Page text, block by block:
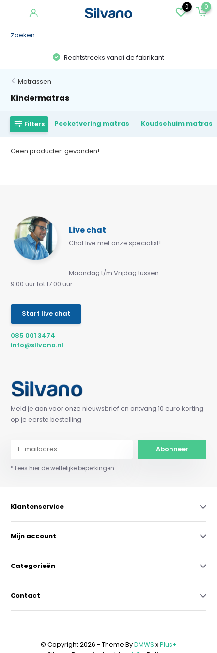
0 0
Rechtstreeks vanaf de fabrikant
Matrassen
Kindermatras
Filters Pocketvering matras Koudschuim matras
Geen producten gevonden!...
Live chat
Chat live met onze specialist!
Maandag t/m Vrijdag tussen:
9:00 uur tot 17:00 uur
Start live chat
085 001 3474
info@silvano.nl
Meld je aan voor onze nieuwsbrief en ontvang 10 euro korting
op je eerste bestelling
Abonneer
* Lees hier de wettelijke beperkingen
Klantenservice
Mijn account
Categorieën
Contact
© Copyright 2026 - Theme ByDMWS xPlus+